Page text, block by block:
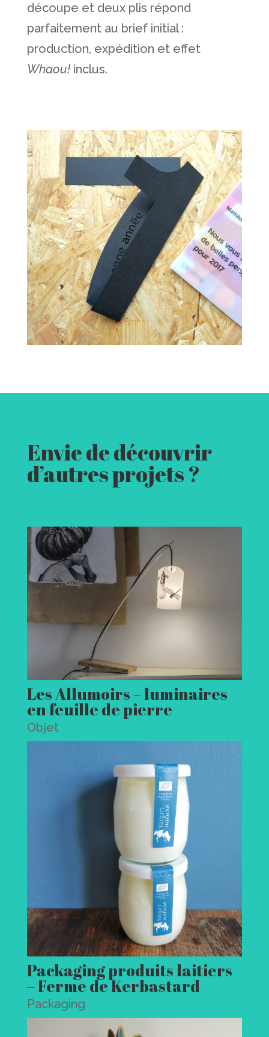
découpe et deux plis répond
parfaitement au brief initial :
production, expédition et effet
Whaou!inclus.
Envie de découvrir
d’autres projets ?
Les Allumoirs – luminaires
en feuille de pierre
Objet
Packaging produits laitiers
– Ferme de Kerbastard
Packaging